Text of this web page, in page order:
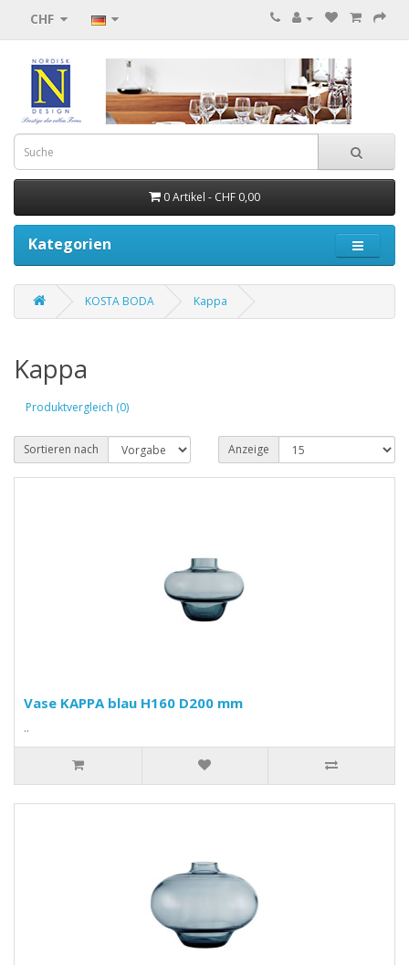
CHF
0 Artikel - CHF 0,00
Kategorien
KOSTA BODA Kappa
Kappa
Produktvergleich (0)
Sortieren nach Anzeige
Vase KAPPA blau H160 D200 mm
..